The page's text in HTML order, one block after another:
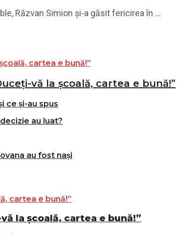
Răzvan Simion și-a găsit fericirea în ...
vă la școală, cartea e bună!”
ce și-au spus
au luat?
au fost nași
la școală, cartea e bună!”